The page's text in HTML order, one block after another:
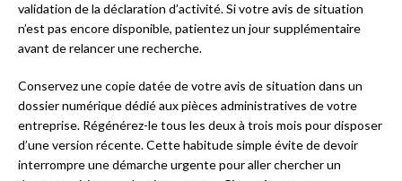
validation de la déclaration d’activité. Si votre avis de situation
n’est pas encore disponible, patientez un jour supplémentaire
avant de relancer une recherche.
Conservez une copie datée de votre avis de situation dans un
dossier numérique dédié aux pièces administratives de votre
entreprise. Régénérez-le tous les deux à trois mois pour disposer
d’une version récente. Cette habitude simple évite de devoir
interrompre une démarche urgente pour aller chercher un